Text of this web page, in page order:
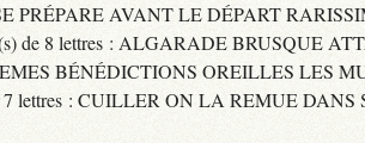
PRÉPARE AVANT LE DÉPART
de 8 lettres : ALGARADE BRUSQUE
BÉNÉDICTIONS OREILLES LES
lettres : CUILLER ON LA REMUE DANS